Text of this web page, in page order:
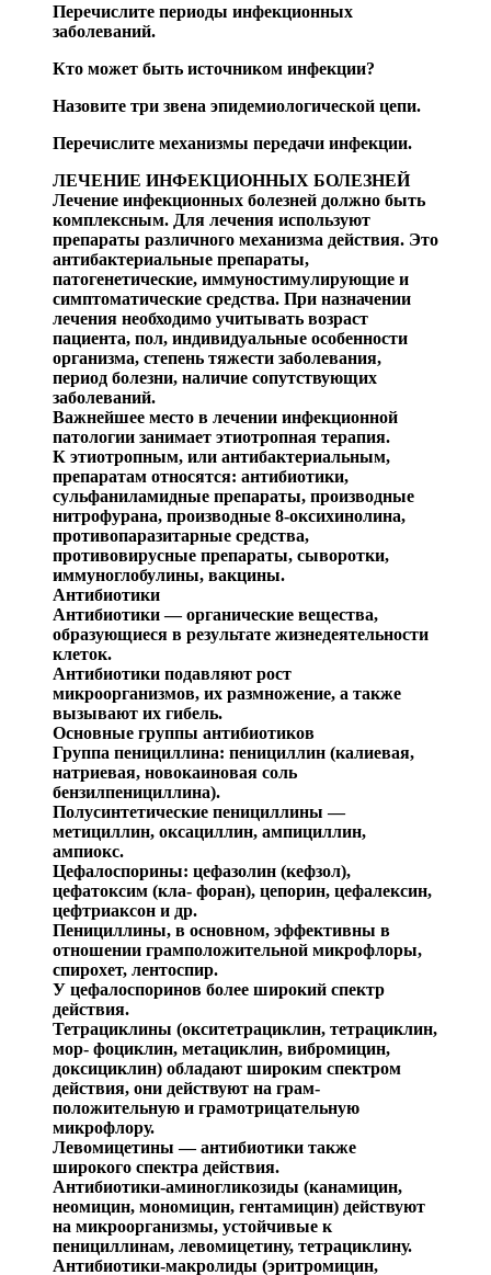
Перечислите периоды инфекционных
заболеваний.
Кто может быть источником инфекции?
Назовите три звена эпидемиологической цепи.
Перечислите механизмы передачи инфекции.
ЛЕЧЕНИЕ ИНФЕКЦИОННЫХ БОЛЕЗНЕЙ
Лечение инфекционных болезней должно быть
комплексным. Для лечения используют
препараты различного механизма действия. Это
антибактериальные препараты,
патогенетические, иммуностимулирующие и
симптоматические средства. При назначении
лечения необходимо учитывать возраст
пациента, пол, индивидуальные особенности
организма, степень тяжести заболевания,
период болезни, наличие сопутствующих
заболеваний.
Важнейшее место в лечении инфекционной
патологии занимает этиотропная терапия.
К этиотропным, или антибактериальным,
препаратам относятся: антибиотики,
сульфаниламидные препараты, производные
нитрофурана, производные 8-оксихинолина,
противопаразитарные средства,
противовирусные препараты, сыворотки,
иммуноглобулины, вакцины.
Антибиотики
Антибиотики —органические вещества,
образующиеся в результате жизнедеятельности
клеток.
Антибиотики подавляют рост
микроорганизмов, их размножение, а также
вызывают их гибель.
Основные группы антибиотиков
Группа пенициллина: пенициллин (калиевая,
натриевая, новокаиновая соль
бензилпенициллина).
Полусинтетические пенициллины —
метициллин, оксациллин, ампициллин,
ампиокс.
Цефалоспорины: цефазолин (кефзол),
цефатоксим (кла- форан), цепорин, цефалексин,
цефтриаксон и др.
Пенициллины, в основном, эффективны в
отношении грамположительной микрофлоры,
спирохет, лентоспир.
У цефалоспоринов более широкий спектр
действия.
Тетрациклины (окситетрациклин, тетрациклин,
мор- фоциклин, метациклин, вибромицин,
доксициклин) обладают широким спектром
действия, они действуют на грам-
положительную и грамотрицательную
микрофлору.
Левомицетины —антибиотики также
широкого спектра действия.
Антибиотики-аминогликозиды (канамицин,
неомицин, мономицин, гентамицин) действуют
на микроорганизмы, устойчивые к
пенициллинам, левомицетину, тетрациклину.
Антибиотики-макролиды (эритромицин,